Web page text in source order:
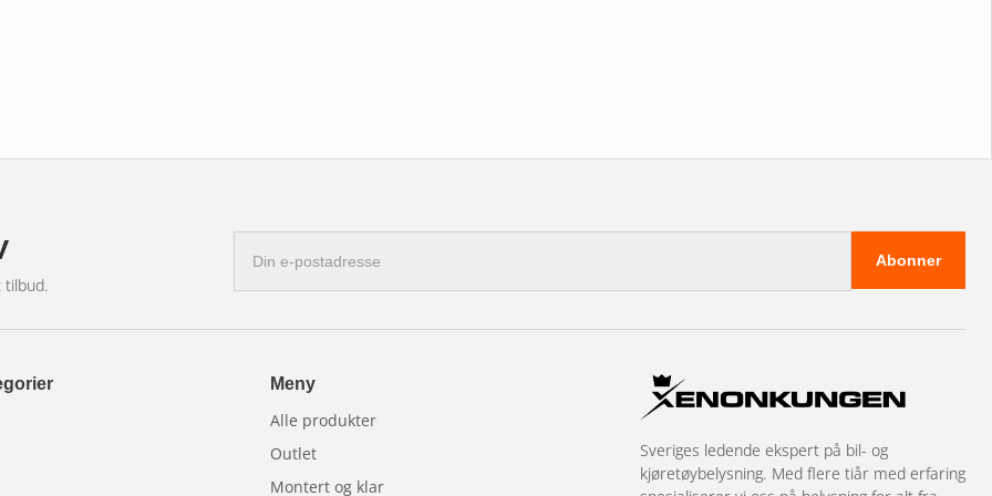
postadresse
Abonner
Meny
Alle produkter
Outlet
Montert og klar
Sveriges ledende ekspert på bil- og
kjøretøybelysning. Med flere tiår med erfaring